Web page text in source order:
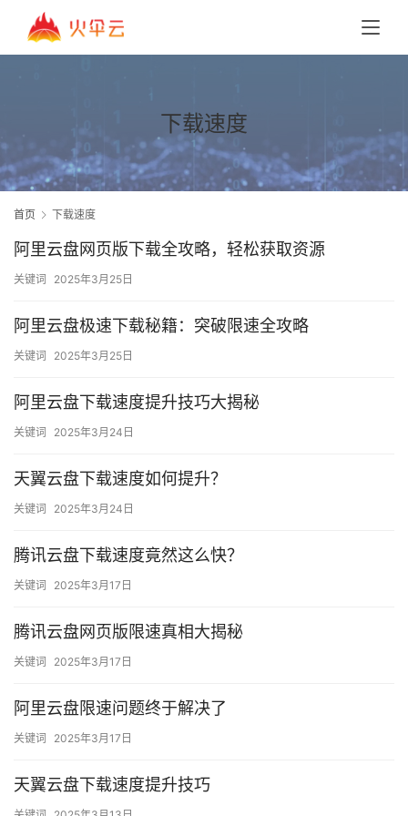
下载速度
首页 下载速度
阿里云盘网页版下载全攻略，轻松获取资源
关键词 2025年3月25日
阿里云盘极速下载秘籍：突破限速全攻略
关键词 2025年3月25日
阿里云盘下载速度提升技巧大揭秘
关键词 2025年3月24日
天翼云盘下载速度如何提升？
关键词 2025年3月24日
腾讯云盘下载速度竟然这么快？
关键词 2025年3月17日
腾讯云盘网页版限速真相大揭秘
关键词 2025年3月17日
阿里云盘限速问题终于解决了
关键词 2025年3月17日
天翼云盘下载速度提升技巧